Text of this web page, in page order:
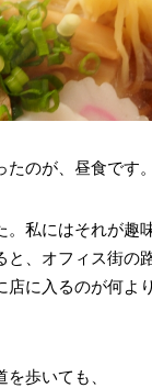
のが、昼食です。
。私にはそれが趣
と、オフィス街の
店に入るのが何よ
歩いても、